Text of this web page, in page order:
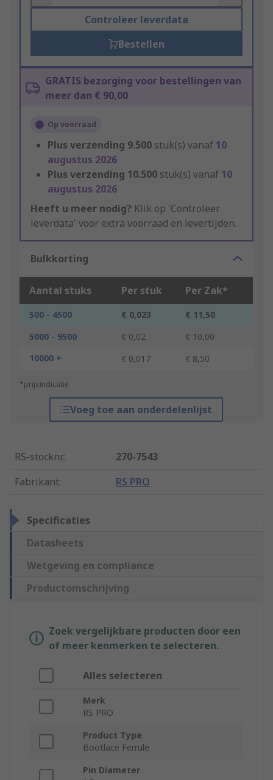
Controleer leverdata
Bestellen
GRATIS bezorging voor bestellingen van
meer dan € 90,00
Op voorraad
Plus verzending 9.500 stuk(s) vanaf 10
augustus 2026
Plus verzending 10.500 stuk(s) vanaf 10
augustus 2026
Heeft u meer nodig? Klik op 'Controleer
leverdata' voor extra voorraad en levertijden.
Bulkkorting
Aantal stuks Per stuk Per Zak*
500 - 4500 € 0,023
€ 11,50
5000 - 9500
€ 0,02
€ 10,00
10000 +
€ 0,017 € 8,50
*prijsindicatie
Voeg toe aan onderdelenlijst
RS-stocknr.:
270-7543
Fabrikant: RS PRO
Specificaties
Datasheets
Wetgeving en compliance
Productomschrijving
Zoek vergelijkbare producten door een
of meer kenmerken te selecteren.
Alles selecteren
Merk
RS PRO
Product Type
Bootlace Ferrule
Pin Diameter